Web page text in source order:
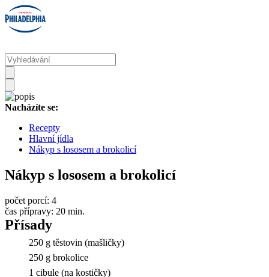
Nacházíte se:
Recepty
Hlavní jídla
Nákyp s lososem a brokolicí
Nákyp s lososem a brokolicí
počet porcí: 4
čas přípravy: 20 min.
Přísady
250 g těstovin (mašličky)
250 g brokolice
1 cibule (na kostičky)